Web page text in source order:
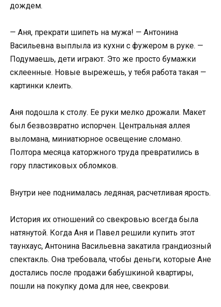
дождем.
— Аня, прекрати шипеть на мужа! — Антонина
Васильевна выплыла из кухни с фужером в руке. —
Подумаешь, дети играют. Это же просто бумажки
склеенные. Новые вырежешь, у тебя работа такая —
картинки клеить.
Аня подошла к столу. Ее руки мелко дрожали. Макет
был безвозвратно испорчен. Центральная аллея
выломана, миниатюрное освещение сломано.
Полтора месяца каторжного труда превратились в
гору пластиковых обломков.
Внутри нее поднималась ледяная, расчетливая ярость.
История их отношений со свекровью всегда была
натянутой. Когда Аня и Павел решили купить этот
таунхаус, Антонина Васильевна закатила грандиозный
спектакль. Она требовала, чтобы деньги, которые Ане
достались после продажи бабушкиной квартиры,
пошли на покупку дома для нее, свекрови.